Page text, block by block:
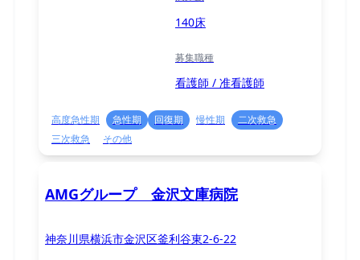
140床
募集職種
看護師 / 准看護師
高度急性期 急性期 回復期 慢性期
二次救急
三次救急
その他
AMGグループ 金沢文庫病院
神奈川県横浜市金沢区釜利谷東2-6-22